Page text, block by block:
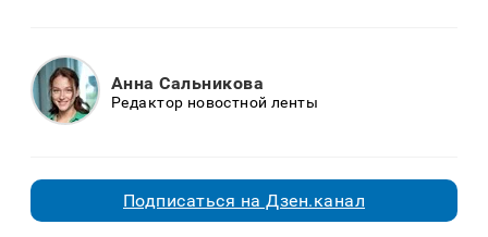
Анна Сальникова
Редактор новостной ленты
Подписаться на Дзен.канал